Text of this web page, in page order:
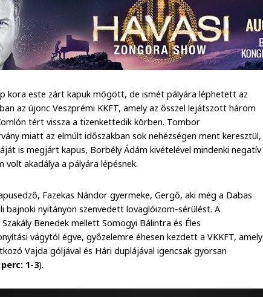
kora este zárt kapuk mögött, de ismét pályára léphetett az
az újonc Veszprémi KKFT, amely az ősszel lejátszott három
tért vissza a tizenkettedik körben. Tombor
miatt az elmúlt időszakban sok nehézségen ment keresztül,
is megjárt kapus, Borbély Ádám kivételével mindenki negatív
akadálya a pályára lépésnek.
Fazekas Nándor gyermeke, Gergő, aki még a Dabas
bajnoki nyitányon szenvedett lovaglóizom-sérülést. A
Benedek mellett Somogyi Bálintra és Éles
vágytól égve, győzelemre éhesen kezdett a VKKFT, amely
Vajda góljával és Hári duplájával igencsak gyorsan
perc: 1-3).